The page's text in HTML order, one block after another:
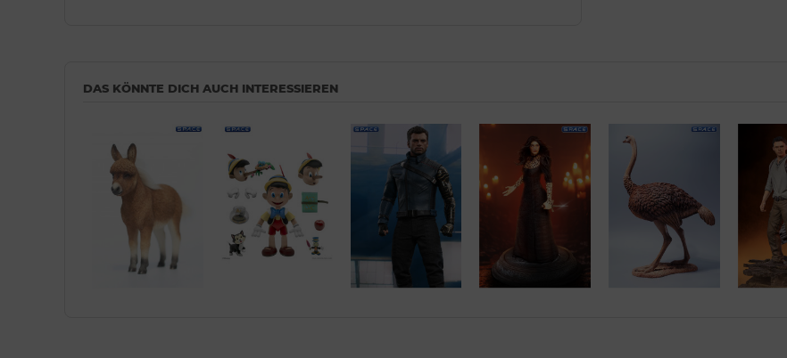
DAS KÖNNTE DICH AUCH INTERESSIEREN